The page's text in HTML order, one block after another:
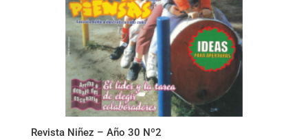
Revista Niñez – Año 30 Nº2